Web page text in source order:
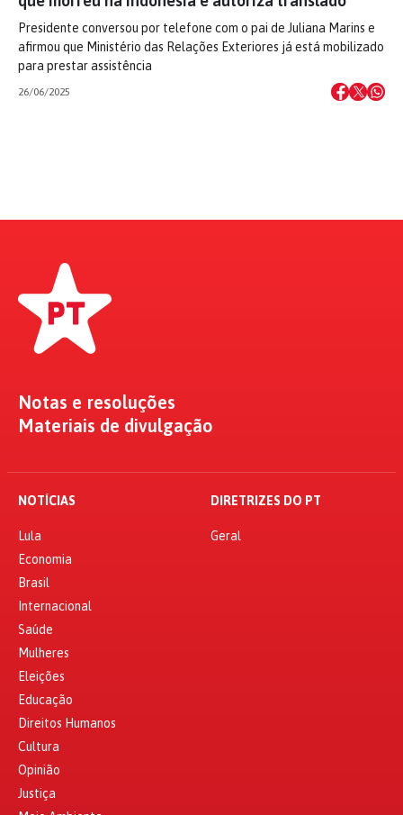
Presidente conversou por telefone com o pai de Juliana Marins e
afirmou que Ministério das Relações Exteriores já está mobilizado
para prestar assistência
26/06/2025
Notas e resoluções
Materiais de divulgação
NOTÍCIAS
Lula
Economia
Brasil
Internacional
Saúde
Mulheres
Eleições
Educação
Direitos Humanos
Cultura
Opinião
Justiça
DIRETRIZES DO PT
Geral